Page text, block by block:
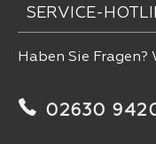
SERVICE-
Haben Sie Fragen?
02630